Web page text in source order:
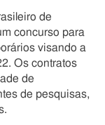
de
concurso para
visando a
Os contratos
de
de pesquisas,